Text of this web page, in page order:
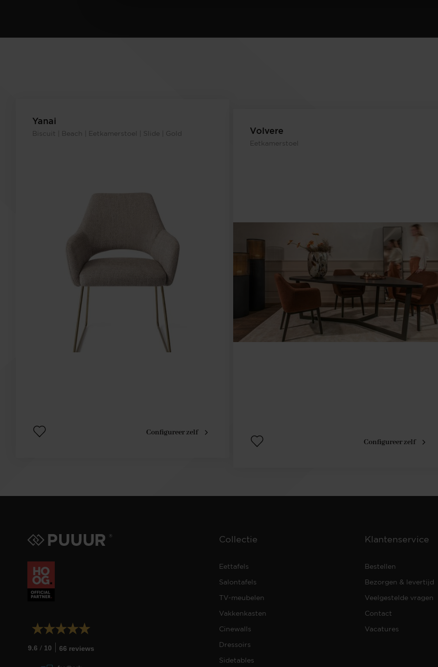
Yanai
Biscuit | Beach | Eetkamerstoel | Slide | Gold
Configureer zelf
Volvere
Eetkamerstoel
Configureer zelf
9.6 / 10 66 reviews
Collectie
Eettafels
Salontafels
TV-meubelen
Vakkenkasten
Cinewalls
Dressoirs
Sidetables
Klantenservice
Bestellen
Bezorgen & levertijd
Veelgestelde vragen
Contact
Vacatures